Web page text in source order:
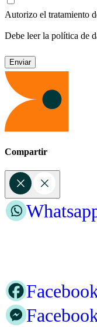
Autorizo el tratamiento
Debe leer la política de
Compartir